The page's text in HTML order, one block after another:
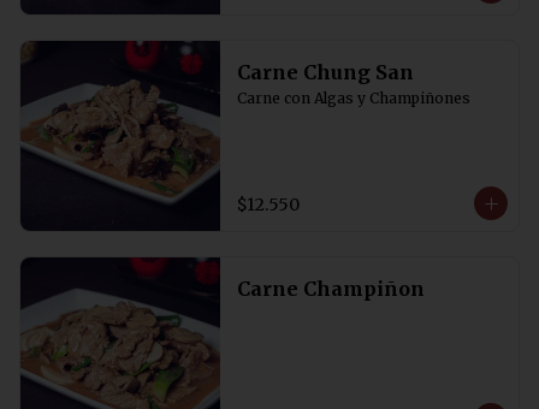
Carne Chung San
Carne con Algas y Champiñones
$12.550
Carne Champiñon